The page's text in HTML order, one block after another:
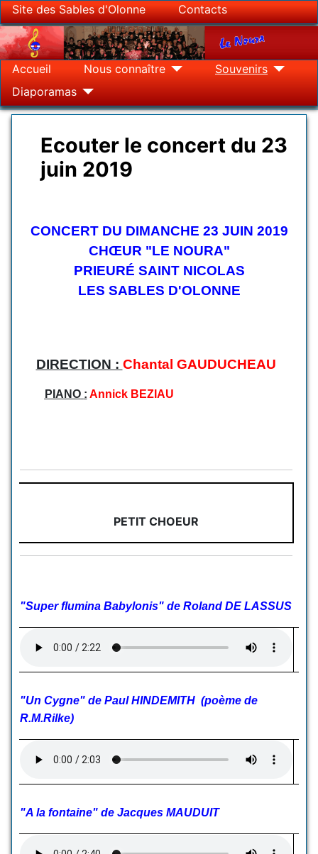
Site des Sables d'Olonne Contacts
Accueil Nous connaître
Souvenirs
Diaporamas
Ecouter le concert du 23
juin 2019
CONCERT DU DIMANCHE 23 JUIN 2019
CHŒUR "LE NOURA"
PRIEURÉ SAINT NICOLAS
LES SABLES D'OLONNE
DIRECTION : Chantal GAUDUCHEAU
PIANO : Annick BEZIAU
PETIT CHOEUR
"Super flumina Babylonis" de Roland DE LASSUS
"Un Cygne" de Paul HINDEMITH (poème de
R.M.Rilke)
"A la fontaine" de Jacques MAUDUIT